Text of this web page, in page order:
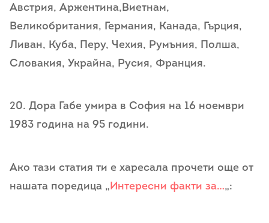
Австрия, Аржентина,Виетнам,
Великобритания, Германия, Канада, Гърция,
Ливан, Куба, Перу, Чехия, Румъния, Полша,
Словакия, Украйна, Русия, Франция.
20. Дора Габе умира в София на 16 ноември
1983 година на 95 години.
Ако тази статия ти е харесала прочети още от
нашата поредица „Интересни факти за…„: